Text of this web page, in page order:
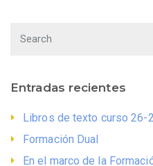
entradas
Entradas recientes
Libros de texto curso 26-
Formación Dual
En el marco de la